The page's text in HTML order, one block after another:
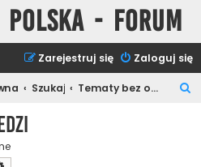
Polska - Forum
Zaloguj się
Zarejestruj się
Szukaj Tematy bez odpowiedzi